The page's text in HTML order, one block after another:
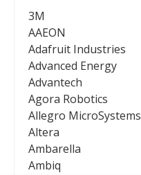
3M
AAEON
Adafruit Industries
Advanced Energy
Advantech
Agora Robotics
Allegro MicroSystems
Altera
Ambarella
Ambiq